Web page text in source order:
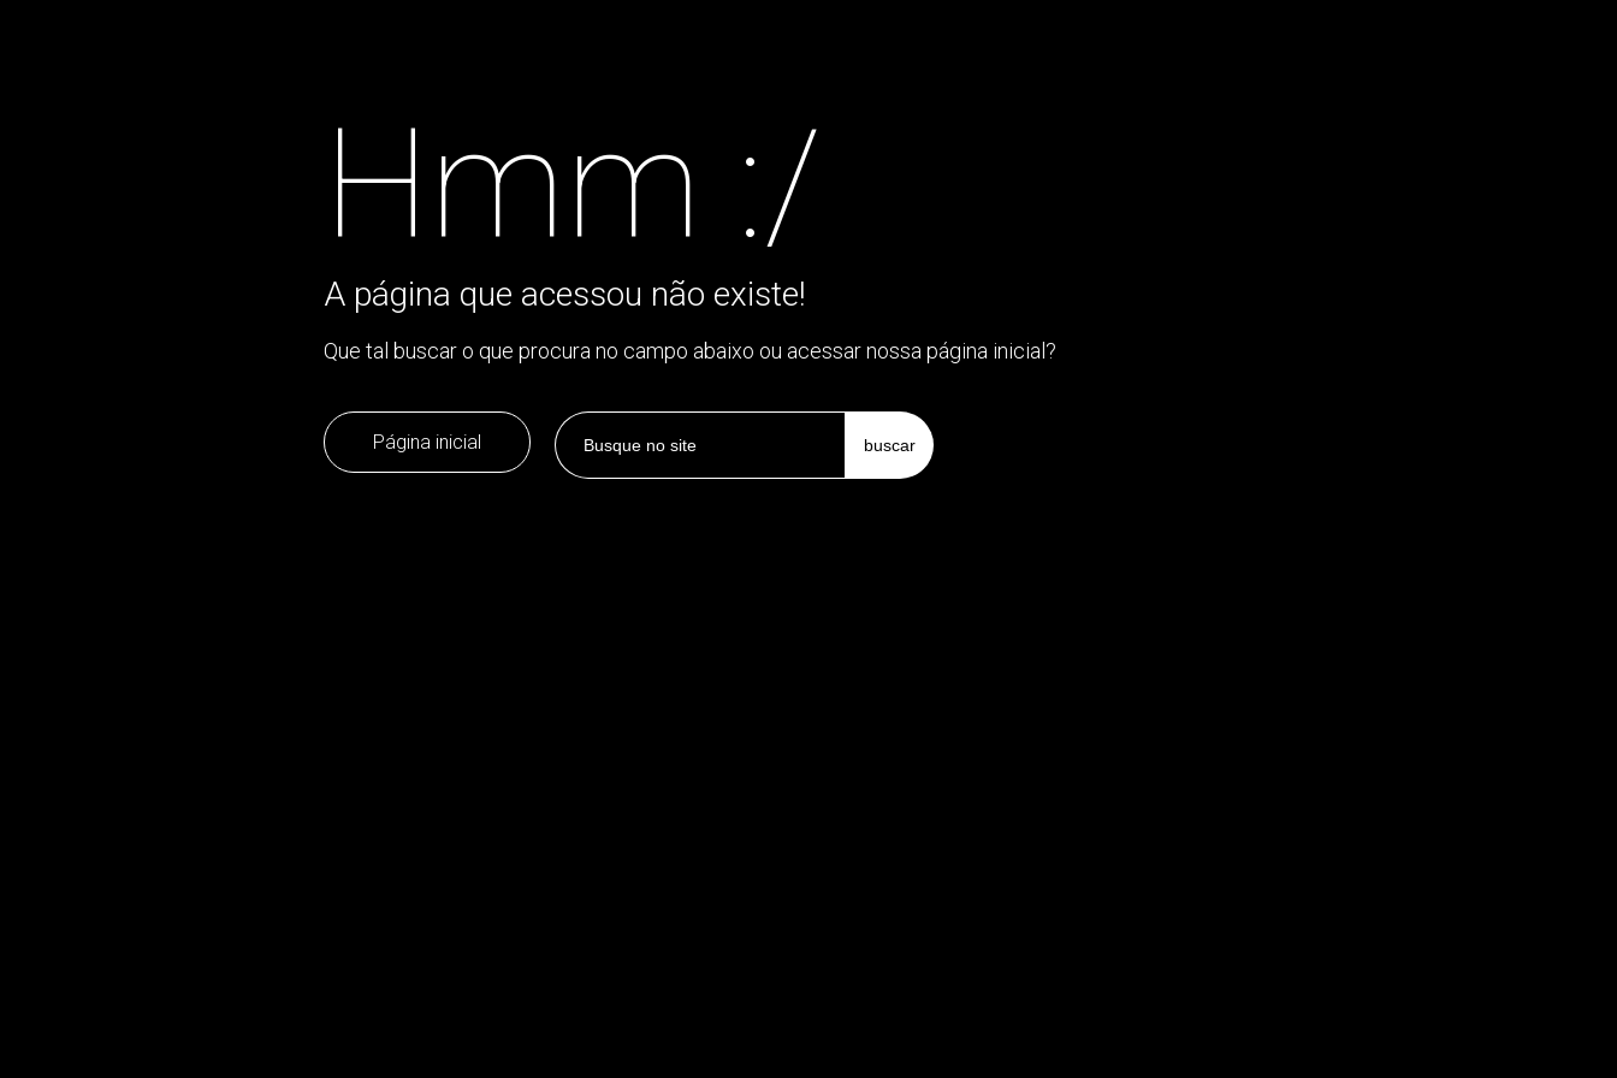
Hmm :/
A página que acessou não existe!
Que tal buscar o que procura no campo abaixo ou acessar nossa página inicial?
Página inicial